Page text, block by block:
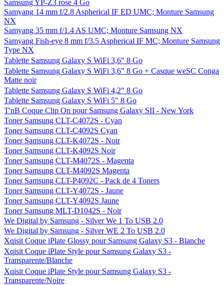
Samsung YP-Z3 rose 4 Go
Samyang 14 mm f/2.8 Aspherical IF ED UMC; Monture Samsung
NX
Samyang 35 mm f/1.4 AS UMC; Monture Samsung NX
Samyang Fish-eye 8 mm f/3.5 Aspherical IF MC; Monture Samsung
Type NX
Tablette Samsung Galaxy S WiFi 3,6" 8 Go
Tablette Samsung Galaxy S WiFi 3,6" 8 Go + Casque weSC Conga
Matte noir
Tablette Samsung Galaxy S WiFi 4,2" 8 Go
Tablette Samsung Galaxy S WiFi 5" 8 Go
T'nB Coque Clip On pour Samsung Galaxy SII - New York
Toner Samsung CLT-C4072S - Cyan
Toner Samsung CLT-C4092S Cyan
Toner Samsung CLT-K4072S - Noir
Toner Samsung CLT-K4092S Noir
Toner Samsung CLT-M4072S - Magenta
Toner Samsung CLT-M4092S Magenta
Toner Samsung CLT-P4092C - Pack de 4 Toners
Toner Samsung CLT-Y4072S - Jaune
Toner Samsung CLT-Y4092S Jaune
Toner Samsung MLT-D1042S - Noir
We Digital by Samsung - Silver We 1 To USB 2.0
We Digital by Samsung - Silver WE 2 To USB 2.0
Xqisit Coque iPlate Glossy pour Samsung Galaxy S3 - Blanche
Xqisit Coque iPlate Style pour Samsung Galaxy S3 -
Transparente/Blanche
Xqisit Coque iPlate Style pour Samsung Galaxy S3 -
Transparente/Noire